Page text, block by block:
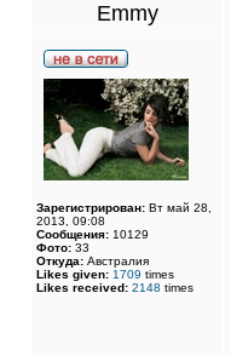
Emmy
Зарегистрирован: Вт май 28,
2013, 09:08
Сообщения: 10129
Фото: 33
Откуда: Австралия
Likes given: 1709 times
Likes received: 2148 times